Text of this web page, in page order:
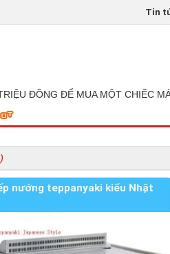
Tin
ĐỒNG ĐỂ MUA MỘT CHIẾC
nướng teppanyaki kiểu Nhật